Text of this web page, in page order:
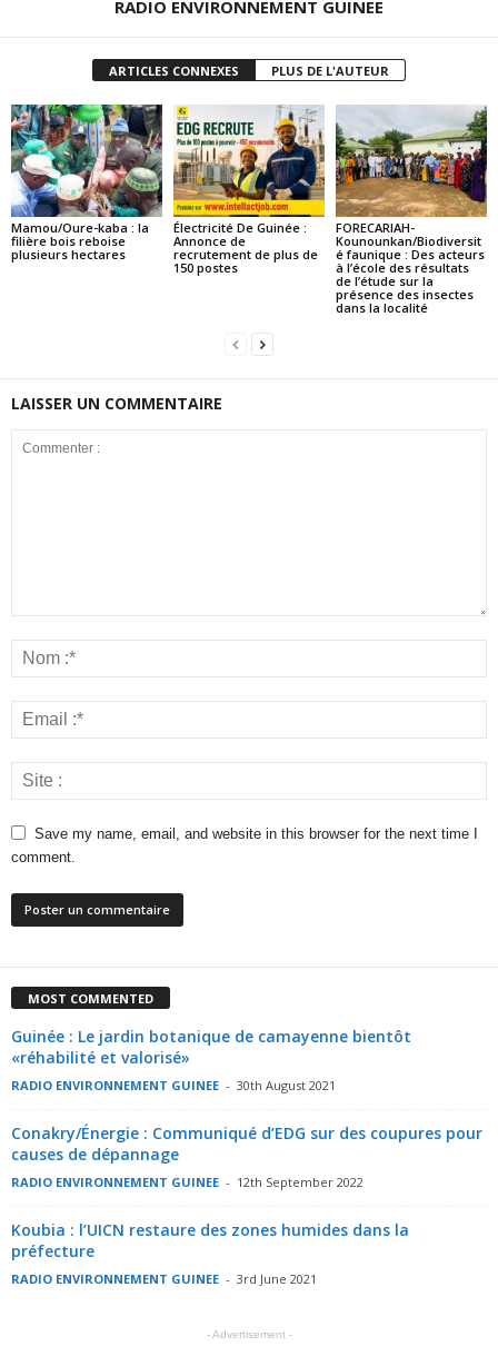
RADIO ENVIRONNEMENT GUINEE
ARTICLES CONNEXES PLUS DE L'AUTEUR
Mamou/Oure-kaba : la
filière bois reboise
plusieurs hectares
Électricité De Guinée :
Annonce de
recrutement de plus de
150 postes
FORECARIAH-
Kounounkan/Biodiversit
é faunique : Des acteurs
à l’école des résultats
de l’étude sur la
présence des insectes
dans la localité
LAISSER UN COMMENTAIRE
Save my name, email, and website in this browser for the next time I
comment.
MOST COMMENTED
Guinée : Le jardin botanique de camayenne bientôt
«réhabilité et valorisé»
RADIO ENVIRONNEMENT GUINEE - 30th August 2021
Conakry/Énergie : Communiqué d’EDG sur des coupures pour
causes de dépannage
RADIO ENVIRONNEMENT GUINEE - 12th September 2022
Koubia : l’UICN restaure des zones humides dans la
préfecture
RADIO ENVIRONNEMENT GUINEE - 3rd June 2021
- Advertisement -